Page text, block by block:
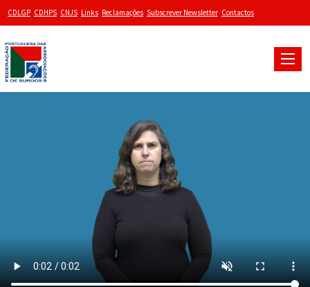
CDLGP CDHPS CNJS Links Reclamações Subscrever Newsletter Contactos
Toggle